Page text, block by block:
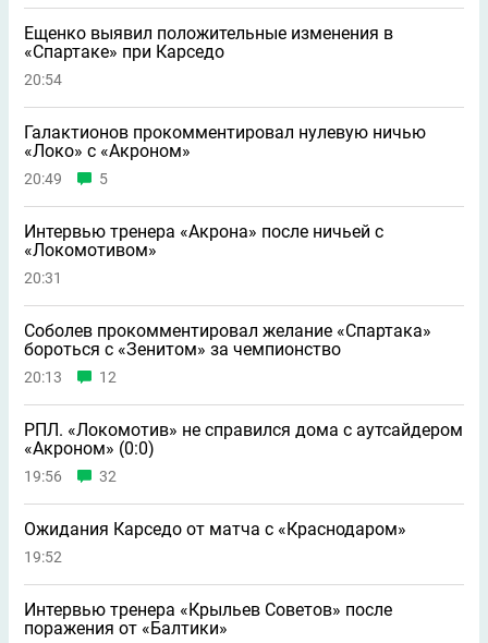
Ещенко выявил положительные изменения в
«Спартаке» при Карседо
20:54
Галактионов прокомментировал нулевую ничью
«Локо» с «Акроном»
20:49 5
Интервью тренера «Акрона» после ничьей с
«Локомотивом»
20:31
Соболев прокомментировал желание «Спартака»
бороться с «Зенитом» за чемпионство
20:13 12
РПЛ. «Локомотив» не справился дома с аутсайдером
«Акроном» (0:0)
19:56 32
Ожидания Карседо от матча с «Краснодаром»
19:52
Интервью тренера «Крыльев Советов» после
поражения от «Балтики»